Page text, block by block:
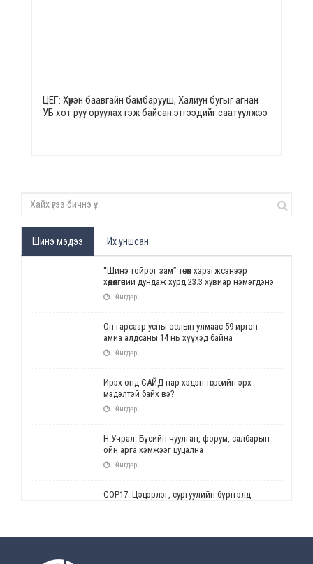
ЦЕГ: Хүрэн баавгайн бамбарууш, Халиун бугыг агнан
УБ хот руу оруулах гэж байсан этгээдийг саатуулжээ
Шинэ мэдээ Их уншсан
“Шинэ тойрог зам” төсөл хэрэгжсэнээр
хөдөлгөөний дундаж хурд 23.3 хувиар нэмэгдэнэ
Өчигдөр
Он гарсаар усны ослын улмаас 59 иргэн
амиа алдсаны 14 нь хүүхэд байна
Өчигдөр
Ирэх онд САЙД нар хэдэн төгрөгийн эрх
мэдэлтэй байх вэ?
Өчигдөр
Н.Учрал: Бүсийн чуулган, форум, салбарын
ойн арга хэмжээг цуцална
Өчигдөр
СОР17: Цэцэрлэг, сургуулийн бүртгэлд